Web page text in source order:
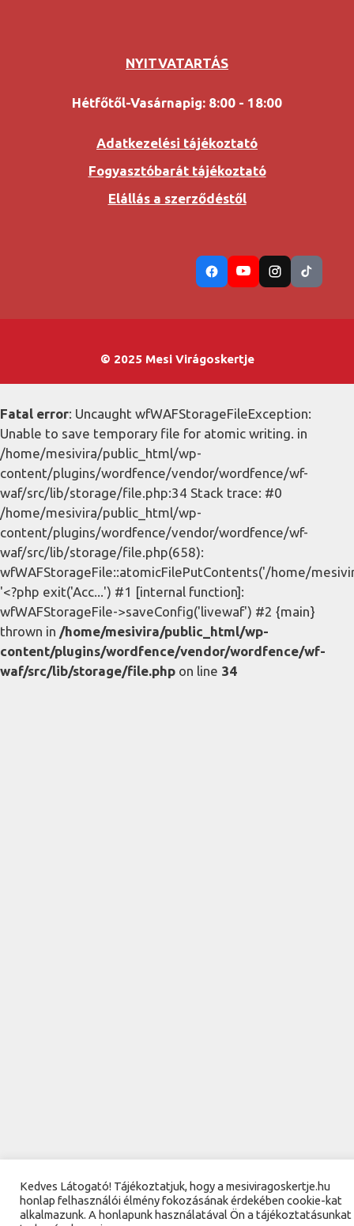
NYITVATARTÁS
Hétfőtől-Vasárnapig: 8:00 - 18:00
Adatkezelési tájékoztató
Fogyasztóbarát tájékoztató
Elállás a szerződéstől
© 2025 Mesi Virágoskertje
Kedves Látogató! Tájékoztatjuk, hogy a mesiviragoskertje.hu
honlap felhasználói élmény fokozásának érdekében cookie-kat
alkalmazunk. A honlapunk használatával Ön a tájékoztatásunkat
Fatal error: Uncaught wfWAFStorageFileException:
Unable to save temporary file for atomic writing. in
/home/mesivira/public_html/wp-
content/plugins/wordfence/vendor/wordfence/wf-
waf/src/lib/storage/file.php:34 Stack trace: #0
/home/mesivira/public_html/wp-
content/plugins/wordfence/vendor/wordfence/wf-
waf/src/lib/storage/file.php(658):
wfWAFStorageFile::atomicFilePutContents('/home/
'<?php exit('Acc...') #1 [internal function]:
wfWAFStorageFile->saveConfig('livewaf') #2 {main}
thrown in /home/mesivira/public_html/wp-
content/plugins/wordfence/vendor/wordfence/wf-
waf/src/lib/storage/file.php on line 34